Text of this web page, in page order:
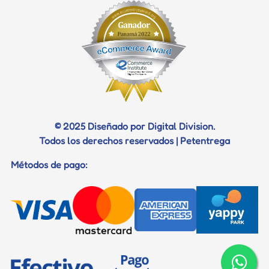
Profilaxis dental
Diagnostico
Certificados
Documentos para viaje
Trabaja con Nosotros
© 2025 Diseñado por Digital Division.
Todos los derechos reservados | Petentrega
Métodos de pago: